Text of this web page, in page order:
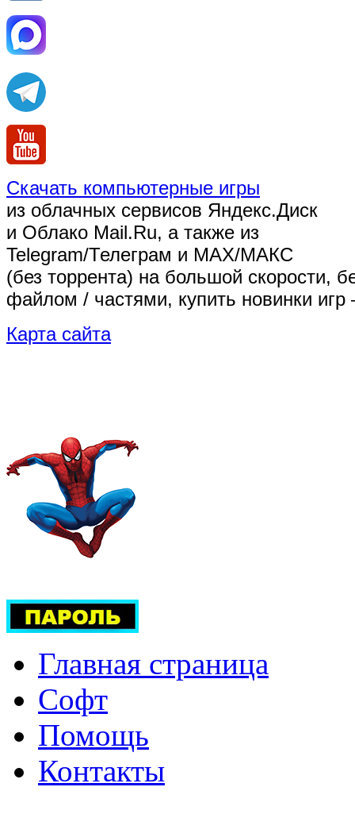
Скачать компьютерные игры
из облачных сервисов Яндекс.Диск
и Облако Mail.Ru, а также из
Telegram/Телеграм и MAX/МАКС
(без торрента) на большой скорости,
файлом / частями, купить новинки
Карта сайта
Главная страница
Софт
Помощь
Контакты